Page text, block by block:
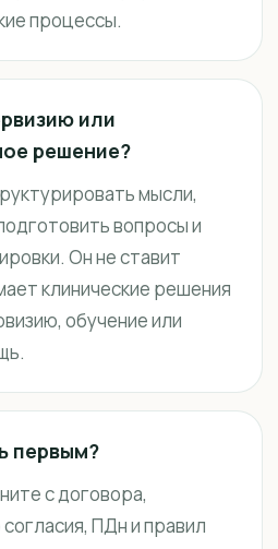
процессы.
или
решение?
мысли,
вопросы и
Он не ставит
клинические решения
обучение или
первым?
с договора,
ПДн и правил